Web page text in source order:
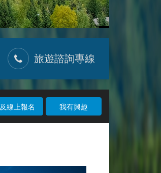
旅遊諮詢專線
線上報名 我有興趣